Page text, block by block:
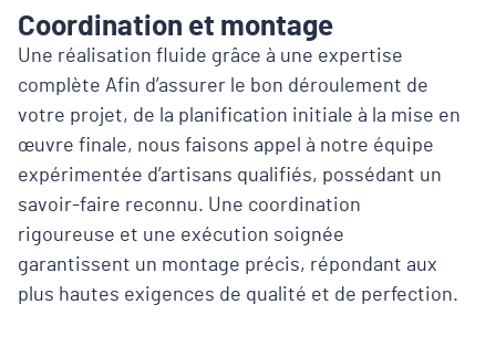
Coordination et montage
Une réalisation fluide grâce à une expertise
complète Afin d’assurer le bon déroulement de
votre projet, de la planification initiale à la mise en
œuvre finale, nous faisons appel à notre équipe
expérimentée d’artisans qualifiés, possédant un
savoir-faire reconnu. Une coordination
rigoureuse et une exécution soignée
garantissent un montage précis, répondant aux
plus hautes exigences de qualité et de perfection.